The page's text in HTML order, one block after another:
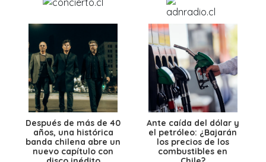
Después de más de 40
años, una histórica
banda chilena abre un
nuevo capítulo con
Ante caída del dólar y
el petróleo: ¿Bajarán
los precios de los
combustibles en